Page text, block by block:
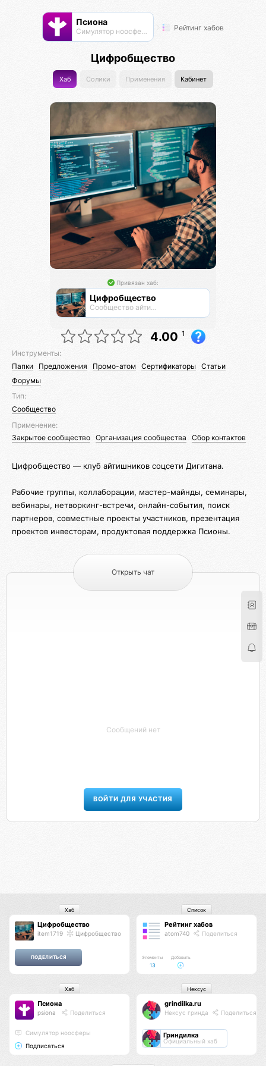
Псиона
Cимулятор ноосферы Рейтинг хабов
Цифробщество
Хаб Солики Применения Кабинет
Привязан хаб:
Цифробщество
Сообщество айтишников
4.00 1
Инструменты:
Папки
Предложения Промо-атом Сертификаторы Статьи
Форумы
Тип:
Сообщество
Применение:
Закрытое сообщество Организация сообщества Сбор контактов
Цифробщество — клуб айтишников соцсети Дигитана.
Рабочие группы, коллаборации, мастер-майнды, семинары,
вебинары, нетворкинг-встречи, онлайн-события, поиск
партнеров, совместные проекты участников, презентация
проектов инвесторам, продуктовая поддержка Псионы.
Открыть чат
Сообщений нет
ВОЙТИ ДЛЯ УЧАСТИЯ
Цифробщество
item1719 Цифробщество
Хаб
Рейтинг хабов
atom740 Поделиться
Элементы
13
Добавить
Список
Псиона
psiona Поделиться
Cимулятор ноосферы
Подписаться
Хаб
grindilka.ru
Нексус гринда Поделиться
Гриндилка
Официальный хаб
Нексус